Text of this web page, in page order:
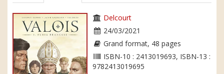
Delcourt
24/03/2021
Grand format, 48 pages
ISBN-10 : 2413019693, ISBN-13 :
9782413019695